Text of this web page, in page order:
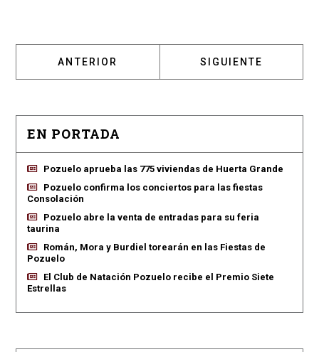
ARTÍCULO ANTERIOR: EL MIRA TEATRO DE
ANTERIOR ARTÍCULO
SIGUIENTE
EN PORTADA
Pozuelo aprueba las 775 viviendas de Huerta Grande
Pozuelo confirma los conciertos para las fiestas
Consolación
Pozuelo abre la venta de entradas para su feria
taurina
Román, Mora y Burdiel torearán en las Fiestas de
Pozuelo
El Club de Natación Pozuelo recibe el Premio Siete
Estrellas